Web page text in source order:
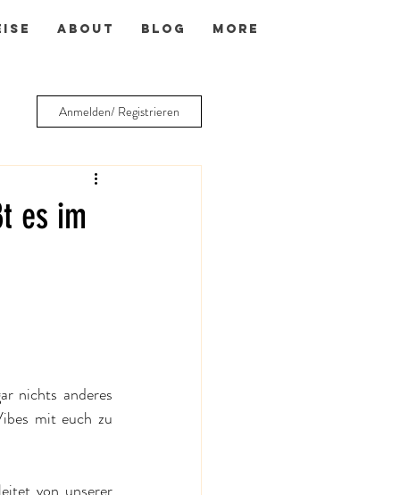
ABOUT BLOG More
Anmelden/ Registrieren
es im
nichts anderes
mit euch zu